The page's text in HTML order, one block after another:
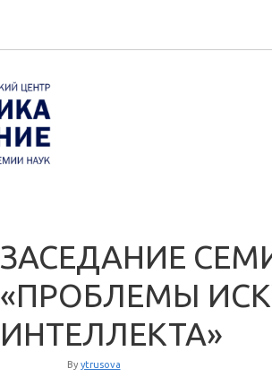
ЗАСЕДАНИЕ
«ПРОБЛЕМЫ
ИНТЕЛЛЕКТА»
By ytrusova